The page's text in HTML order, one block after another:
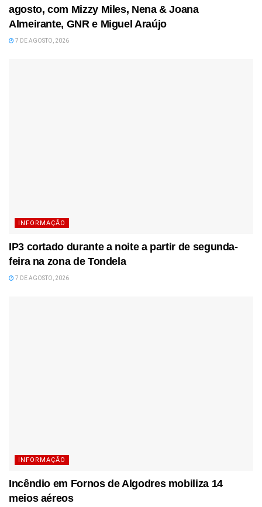
agosto, com Mizzy Miles, Nena & Joana
Almeirante, GNR e Miguel Araújo
7 DE AGOSTO, 2026
INFORMAÇÃO
IP3 cortado durante a noite a partir de segunda-
feira na zona de Tondela
7 DE AGOSTO, 2026
INFORMAÇÃO
Incêndio em Fornos de Algodres mobiliza 14
meios aéreos